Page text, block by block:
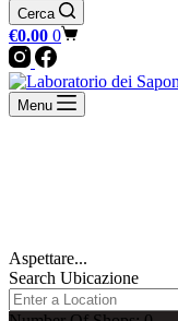
Cerca
Carrello
€0.00 0
Menu
Aspettare...
Search Ubicazione